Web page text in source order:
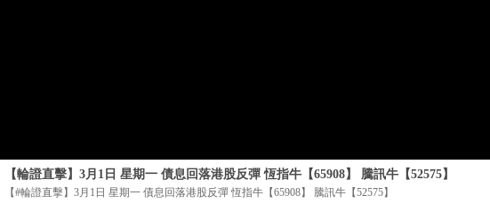
【輪證直擊】3月1日 星期一 債息回落港股反彈 恆指牛【65908】 騰訊牛【52575】
【#輪證直擊】3月1日 星期一 債息回落港股反彈 恆指牛【65908】 騰訊牛【52575】